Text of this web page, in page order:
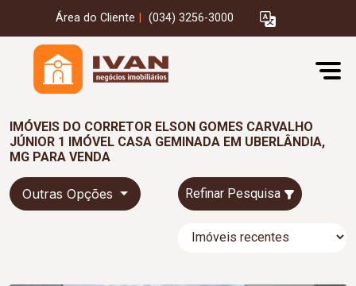
Área do Cliente (034) 3256-3000
IMÓVEIS DO CORRETOR ELSON GOMES CARVALHO
JÚNIOR 1 IMÓVEL CASA GEMINADA EM UBERLÂNDIA,
MG PARA VENDA
Outras Opções Refinar Pesquisa